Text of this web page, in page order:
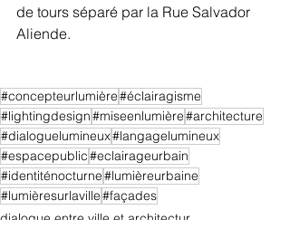
de tours séparé par la Rue Salvador
Aliende.
#concepteurlumière#éclairagisme
#lightingdesign#miseenlumière#architecture
#dialoguelumineux#langagelumineux
#espacepublic#eclairageurbain
#identiténocturne#lumièreurbaine
#lumièresurlaville#façades
dialogue entre ville et architectur